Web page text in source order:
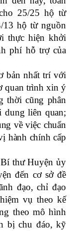
25/25 hộ từ
13 hộ từ nguồn
thực hiện khởi
phí hỗ trợ của
bản nhất trí với
quan trình xin ý
thời cũng phân
dung liên quan;
về việc chuẩn
hành chính cấp
thư Huyện ủy
đến cơ sở đề
đạo, chỉ đạo
vụ theo kế
theo mô hình
bị chu đáo, kỹ